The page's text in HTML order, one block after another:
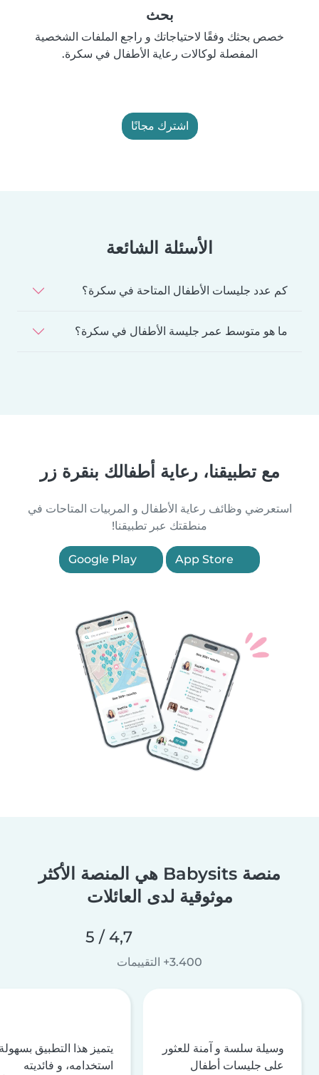
بحث
خصص بحثك وفقًا لاحتياجاتك و راجع الملفات الشخصية
المفصلة لوكالات رعاية الأطفال في سكرة.
اشترك مجانًا
الأسئلة الشائعة
كم عدد جليسات الأطفال المتاحة في سكرة؟
ما هو متوسط عمر جليسة الأطفال في سكرة؟
مع تطبيقنا، رعاية أطفالك بنقرة زر
استعرضي وظائف رعاية الأطفال و المربيات المتاحات في
منطقتك عبر تطبيقنا!
منصة Babysits هي المنصة الأكثر
موثوقية لدى العائلات
4,7 / 5
3.400+ التقييمات
وسيلة سلسة و آمنة للعثور
على جليسات أطفال
يتميز هذا التطبيق
استخدامه، و فائديته